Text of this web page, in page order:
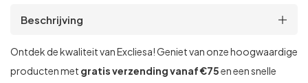
Beschrijving
Ontdek de kwaliteit van Excliesa! Geniet van onze hoogwaardige
producten met gratis verzending vanaf €75en een snelle